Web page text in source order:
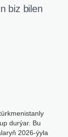
biz bilen
durýar. Bu
2026-ýyla